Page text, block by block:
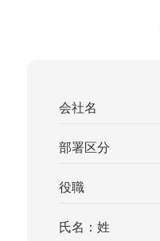
会社名
部署区分
役職
氏名：姓